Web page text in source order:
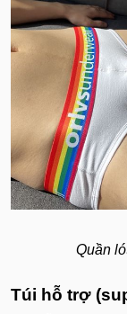
Quần
Túi hỗ trợ